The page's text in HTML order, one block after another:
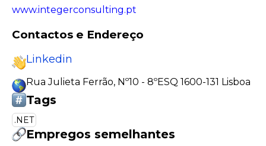
www.integerconsulting.pt
Contactos e Endereço
Linkedin
Rua Julieta Ferrão, Nº10 - 8ºESQ 1600-131 Lisboa
Tags
.NET
Empregos semelhantes